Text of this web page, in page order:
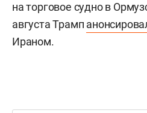
на торговое судно в
августа Трамп
Ираном.